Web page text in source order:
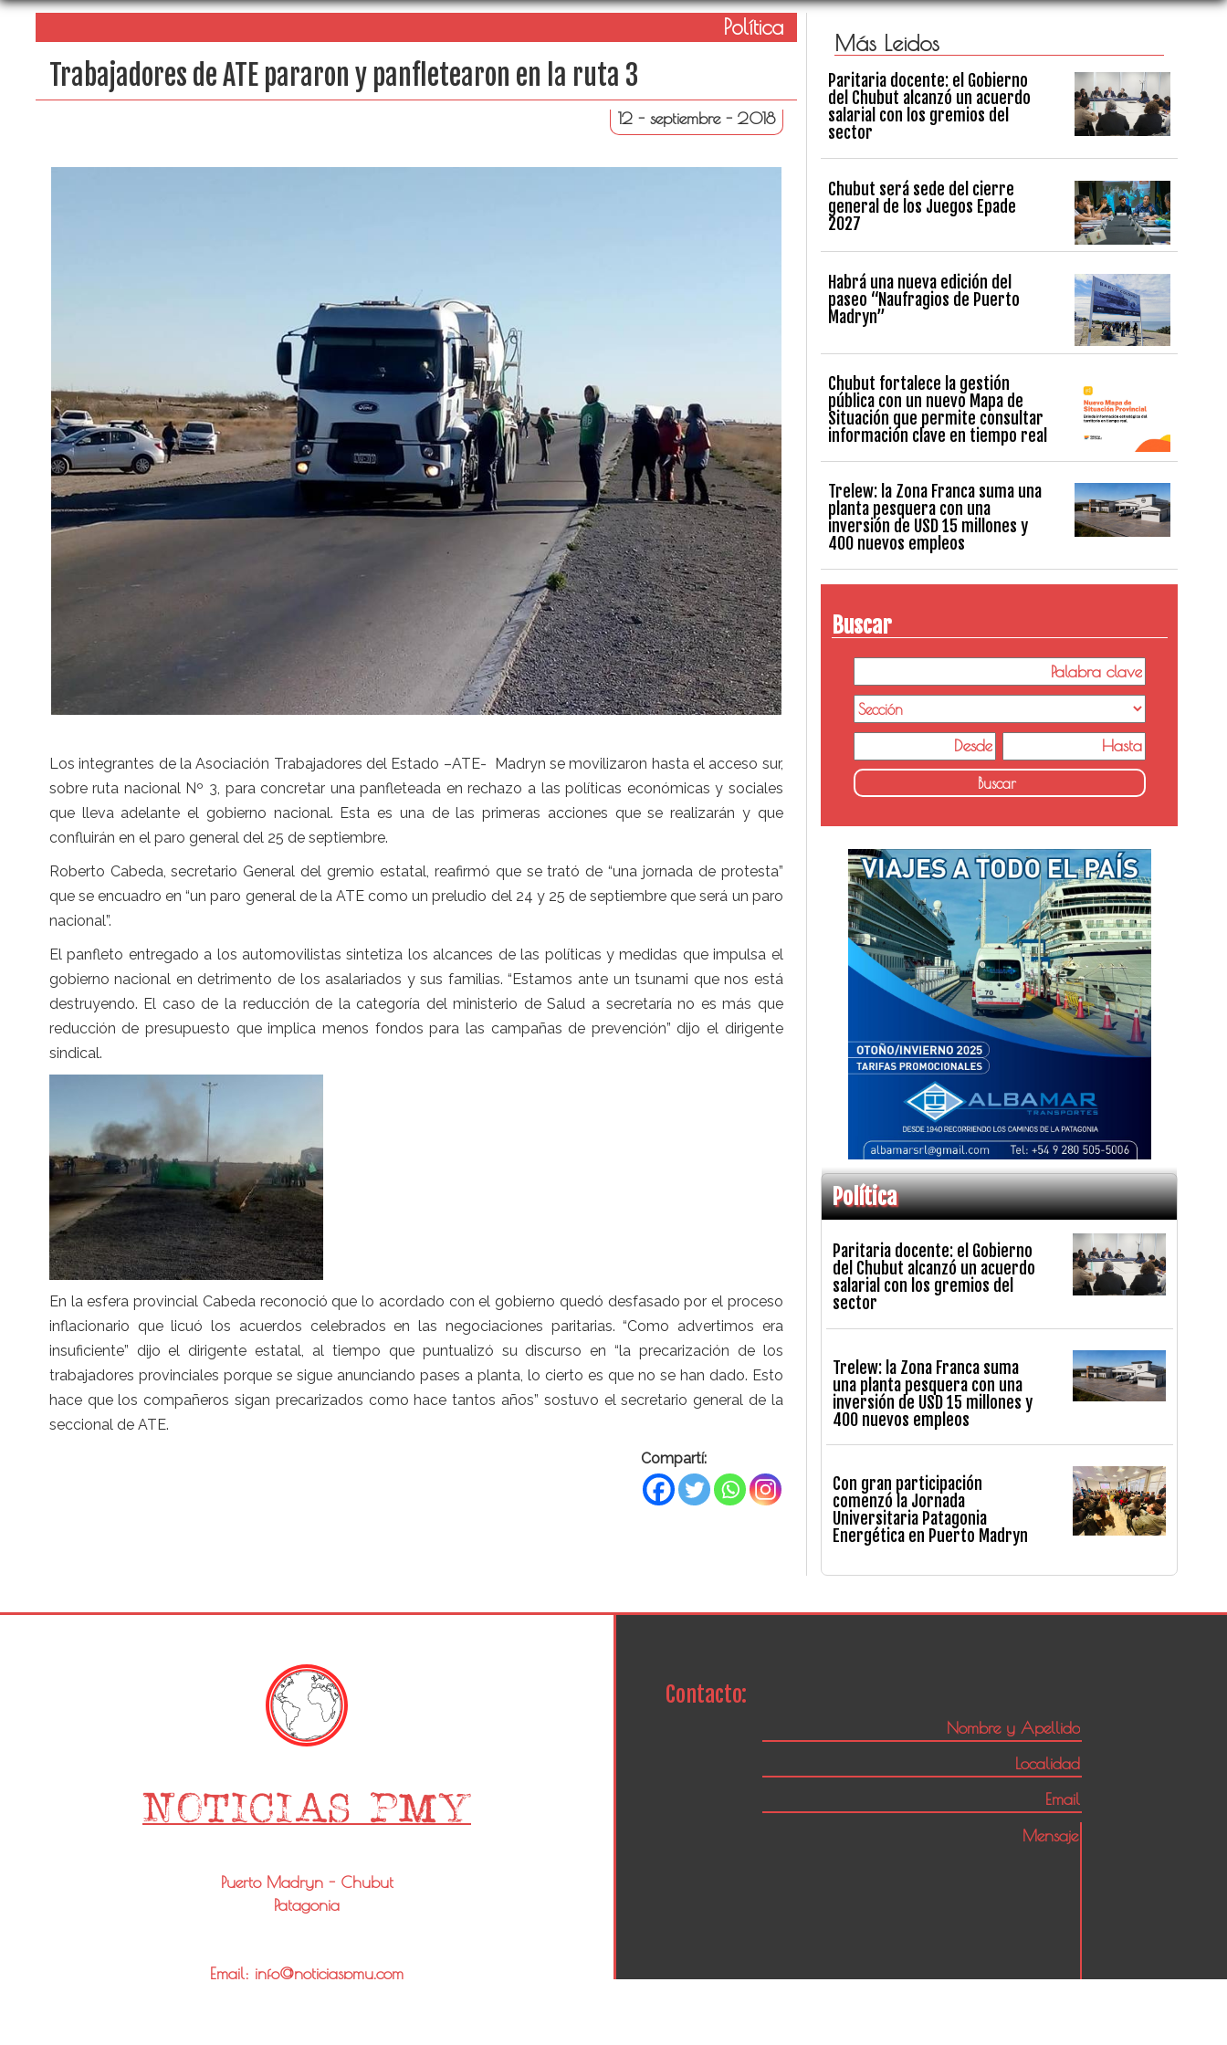
Política
Trabajadores de ATE pararon y panfletearon en la ruta 3
12 - septiembre - 2018
Los integrantes de la Asociación Trabajadores del Estado –ATE- Madryn se movilizaron hasta el acceso sur,
sobre ruta nacional Nº 3, para concretar una panfleteada en rechazo a las políticas económicas y sociales
que lleva adelante el gobierno nacional. Esta es una de las primeras acciones que se realizarán y que
confluirán en el paro general del 25 de septiembre.
Roberto Cabeda, secretario General del gremio estatal, reafirmó que se trató de “una jornada de protesta”
que se encuadro en “un paro general de la ATE como un preludio del 24 y 25 de septiembre que será un paro
nacional”.
El panfleto entregado a los automovilistas sintetiza los alcances de las políticas y medidas que impulsa el
gobierno nacional en detrimento de los asalariados y sus familias. “Estamos ante un tsunami que nos está
destruyendo. El caso de la reducción de la categoría del ministerio de Salud a secretaría no es más que
reducción de presupuesto que implica menos fondos para las campañas de prevención” dijo el dirigente
sindical.
En la esfera provincial Cabeda reconoció que lo acordado con el gobierno quedó desfasado por el proceso
inflacionario que licuó los acuerdos celebrados en las negociaciones paritarias. “Como advertimos era
insuficiente” dijo el dirigente estatal, al tiempo que puntualizó su discurso en “la precarización de los
trabajadores provinciales porque se sigue anunciando pases a planta, lo cierto es que no se han dado. Esto
hace que los compañeros sigan precarizados como hace tantos años” sostuvo el secretario general de la
seccional de ATE.
Compartí:
Más Leidos
Paritaria docente: el Gobierno
del Chubut alcanzó un acuerdo
salarial con los gremios del
sector
Chubut será sede del cierre
general de los Juegos Epade
2027
Habrá una nueva edición del
paseo “Naufragios de Puerto
Madryn”
Chubut fortalece la gestión
pública con un nuevo Mapa de
Situación que permite consultar
información clave en tiempo real
Trelew: la Zona Franca suma una
planta pesquera con una
inversión de USD 15 millones y
400 nuevos empleos
Buscar
Política
Paritaria docente: el Gobierno
del Chubut alcanzó un acuerdo
salarial con los gremios del
sector
Trelew: la Zona Franca suma
una planta pesquera con una
inversión de USD 15 millones y
400 nuevos empleos
Con gran participación
comenzó la Jornada
Universitaria Patagonia
Energética en Puerto Madryn
Puerto Madryn - Chubut
Patagonia
Email: info@noticiaspmy.com
Contacto: